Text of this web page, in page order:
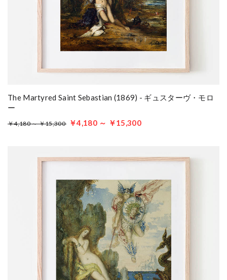
The Martyred Saint Sebastian (1869) - ギュスターヴ・モロ
ー
￥4,180 ～ ￥15,300 ￥4,180 ～ ￥15,300